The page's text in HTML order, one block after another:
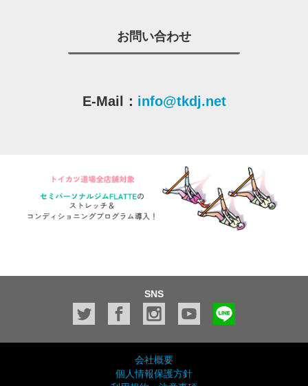
お問い合わせ
E-Mail： info@tkdj.net
SNS
会社概要
個人情報保護方針